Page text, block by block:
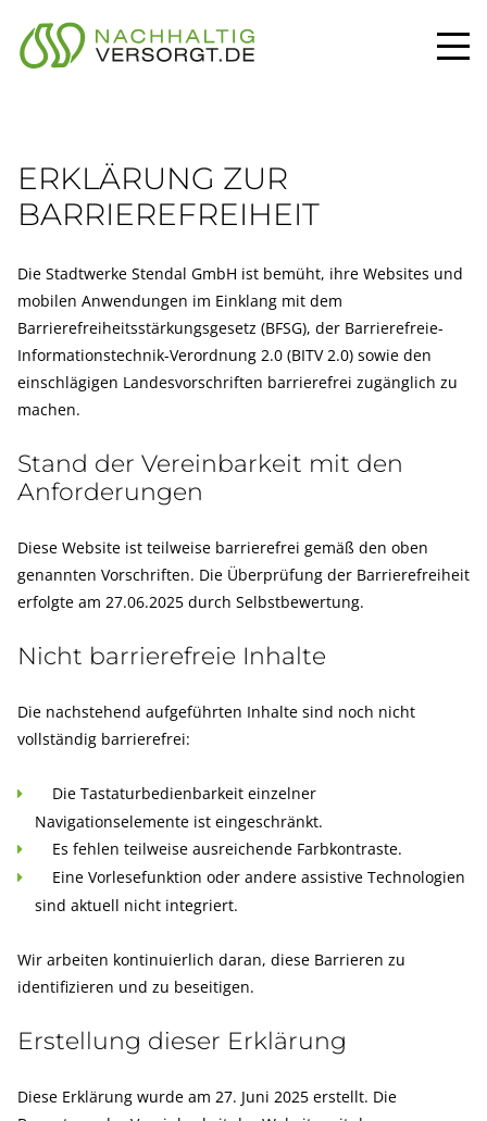
ERKLÄRUNG ZUR
BARRIEREFREIHEIT
Die Stadtwerke Stendal GmbH ist bemüht, ihre Websites und
mobilen Anwendungen im Einklang mit dem
Barrierefreiheitsstärkungsgesetz (BFSG), der Barrierefreie-
Informationstechnik-Verordnung 2.0 (BITV 2.0) sowie den
einschlägigen Landesvorschriften barrierefrei zugänglich zu
machen.
Stand der Vereinbarkeit mit den
Anforderungen
Diese Website ist teilweise barrierefrei gemäß den oben
genannten Vorschriften. Die Überprüfung der Barrierefreiheit
erfolgte am 27.06.2025 durch Selbstbewertung.
Nicht barrierefreie Inhalte
Die nachstehend aufgeführten Inhalte sind noch nicht
vollständig barrierefrei:
Die Tastaturbedienbarkeit einzelner
Navigationselemente ist eingeschränkt.
Es fehlen teilweise ausreichende Farbkontraste.
Eine Vorlesefunktion oder andere assistive Technologien
sind aktuell nicht integriert.
Wir arbeiten kontinuierlich daran, diese Barrieren zu
identifizieren und zu beseitigen.
Erstellung dieser Erklärung
Diese Erklärung wurde am 27. Juni 2025 erstellt. Die